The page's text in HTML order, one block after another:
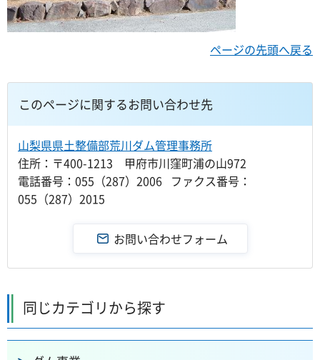
ページの先頭へ戻る
このページに関するお問い合わせ先
山梨県県土整備部荒川ダム管理事務所
住所：〒400-1213 甲府市川窪町浦の山972
電話番号：055（287）2006 ファクス番号：
055（287）2015
同じカテゴリから探す